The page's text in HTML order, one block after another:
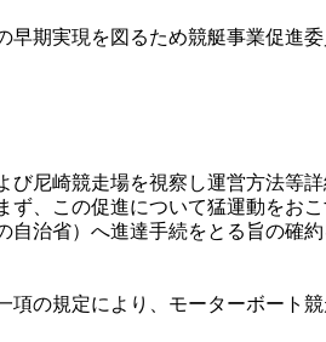
期実現を図るため競艇事業促進委
尼崎競走場を視察し運営方法等詳
、この促進について猛運動をお
治省）へ進達手続をとる旨の確
の規定により、モーターボート